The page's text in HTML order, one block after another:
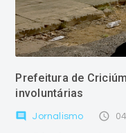
Prefeitura de
involuntárias
comment Jornalismo access_time